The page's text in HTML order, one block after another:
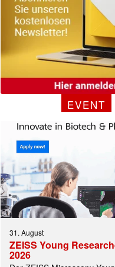
EVENT
31. August
ZEISS Young
2026